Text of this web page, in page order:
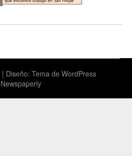
| Diseño: Tema de WordPress
Newspaperly